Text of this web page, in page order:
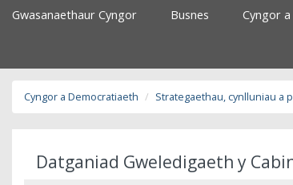
Gwasanaethaur Cyngor Busnes Cyngor
Cyngor a Democratiaeth Strategaethau, cynlluniau a
Datganiad Gweledigaeth y